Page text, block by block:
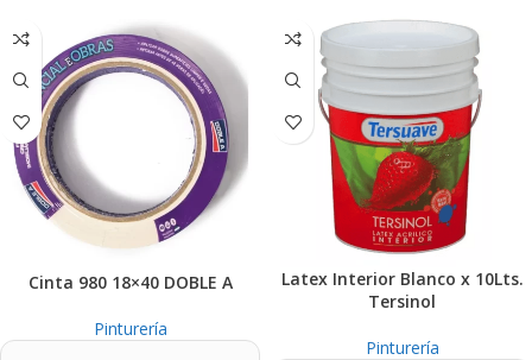
Cinta 980 18×40 DOBLE A
Pinturería
Latex Interior Blanco x 10Lts.
Tersinol
Pinturería